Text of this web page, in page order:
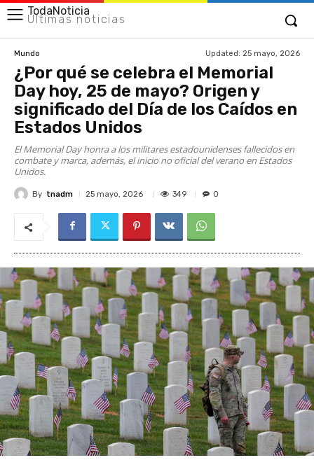
TodaNoticia
Últimas noticias
Mundo Updated: 25 mayo, 2026
¿Por qué se celebra el Memorial
Day hoy, 25 de mayo? Origen y
significado del Día de los Caídos en
Estados Unidos
El Memorial Day honra a los militares estadounidenses fallecidos en
combate y marca, además, el inicio no oficial del verano en Estados
Unidos.
By tnadm 25 mayo, 2026 349 0